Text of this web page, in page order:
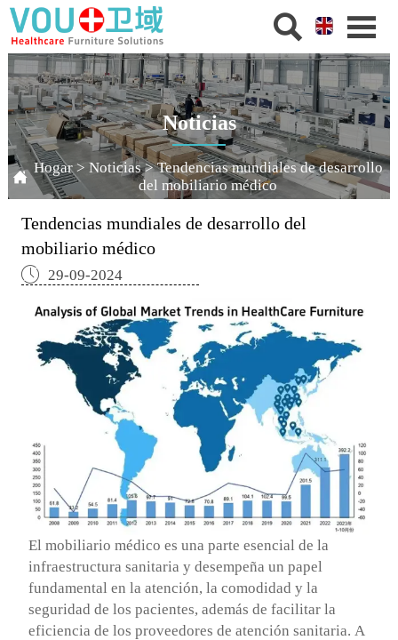
 
Noticias

Hogar> Noticias>Tendencias mundiales de desarrollo
del mobiliario médico
Tendencias mundiales de desarrollo del
mobiliario médico
 29-09-2024
El mobiliario médico es una parte esencial de la
infraestructura sanitaria y desempeña un papel
fundamental en la atención, la comodidad y la
seguridad de los pacientes, además de facilitar la
eficiencia de los proveedores de atención sanitaria. A